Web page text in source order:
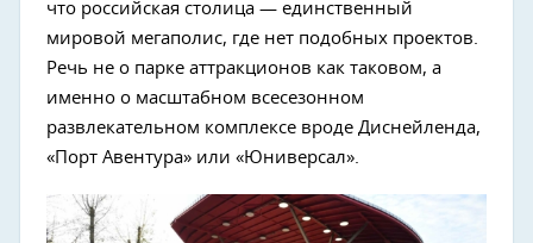
что российская столица — единственный
мировой мегаполис, где нет подобных проектов.
Речь не о парке аттракционов как таковом, а
именно о масштабном всесезонном
развлекательном комплексе вроде Диснейленда,
«Порт Авентура» или «Юниверсал».